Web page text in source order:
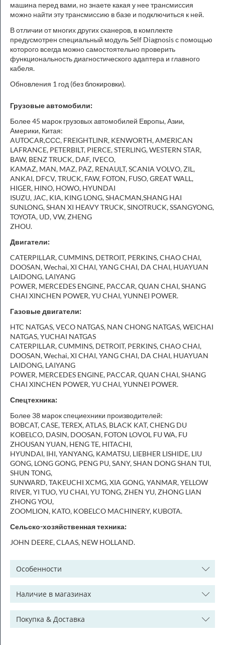
машина перед вами, но знаете какая у нее трансмиссия
можно найти эту трансмиссию в базе и подключиться к ней.
В отличии от многих других сканеров, в комплекте
предусмотрен специальный модуль Self Diagnosis с помощью
которого всегда можно самостоятельно проверить
функциональность диагностического адаптера и главного
кабеля.
Обновления 1 год (без блокировки).
Грузовые автомобили:
Более 45 марок грузовых автомобилей Европы, Азии,
Америки, Китая:
AUTOCAR,ССС, FREIGHTLINR, KENWORTH, AMERICAN
LAFRANCE, PETERBILT, PIERCE, STERLING, WESTERN STAR,
BAW, BENZ TRUCK, DAF, IVECO,
KAMAZ, MAN, MAZ, PAZ, RENAULT, SCANIA VOLVO, ZIL,
ANKAI, DFCV, TRUCK, FAW, FOTON, FUSO, GREAT WALL,
HIGER, HINO, HOWO, HYUNDAI
ISUZU, JAC, KIA, KING LONG, SHACMAN,SHANG HAI
SUNLONG, SHAN XI HEAVY TRUCK, SINOTRUCK, SSANGYONG,
TOYOTA, UD, VW, ZHENG
ZHOU.
Двигатели:
CATERPILLAR, CUMMINS, DETROIT, PERKINS, CHAO CHAI,
DOOSAN, Wechai, XI CHAI, YANG CHAI, DA CHAI, HUAYUAN
LAIDONG, LAIYANG
POWER, MERCEDES ENGINE, PACCAR, QUAN CHAI, SHANG
CHAI XINCHEN POWER, YU CHAI, YUNNEI POWER.
Газовые двигатели:
HTC NATGAS, VECO NATGAS, NAN CHONG NATGAS, WEICHAI
NATGAS, YUCHAI NATGAS
CATERPILLAR, CUMMINS, DETROIT, PERKINS, CHAO CHAI,
DOOSAN, Wechai, XI CHAI, YANG CHAI, DA CHAI, HUAYUAN
LAIDONG, LAIYANG
POWER, MERCEDES ENGINE, PACCAR, QUAN CHAI, SHANG
CHAI XINCHEN POWER, YU CHAI, YUNNEI POWER.
Спецтехника:
Более 38 марок специехники производителей:
BOBCAT, CASE, TEREX, ATLAS, BLACK KAT, CHENG DU
KOBELCO, DASIN, DOOSAN, FOTON LOVOL FU WA, FU
ZHOUSAN YUAN, HENG TE, HITACHI,
HYUNDAI, IHI, YANYANG, KAMATSU, LIEBHER LISHIDE, LIU
GONG, LONG GONG, PENG PU, SANY, SHAN DONG SHAN TUI,
SHUN TONG,
SUNWARD, TAKEUCHI XCMG, XIA GONG, YANMAR, YELLOW
RIVER, YI TUO, YU CHAI, YU TONG, ZHEN YU, ZHONG LIAN
ZHONG YOU,
ZOOMLION, KATO, KOBELCO MACHINERY, KUBOTA.
Сельско-хозяйственная техника:
JOHN DEERE, CLAAS, NEW HOLLAND.
Особенности
Наличие в магазинах
Покупка & Доставка